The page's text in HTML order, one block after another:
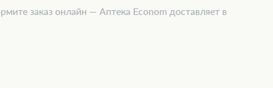
заказ онлайн — Аптека Econom доставляет в